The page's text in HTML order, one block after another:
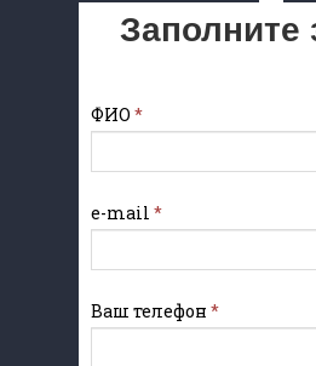
Заполните
ФИО *
e-mail *
Ваш телефон *